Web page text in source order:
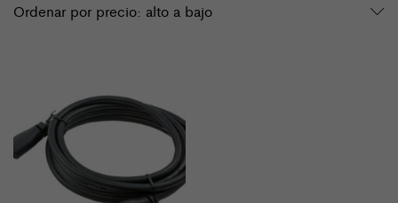
Ordenar por precio: alto a bajo